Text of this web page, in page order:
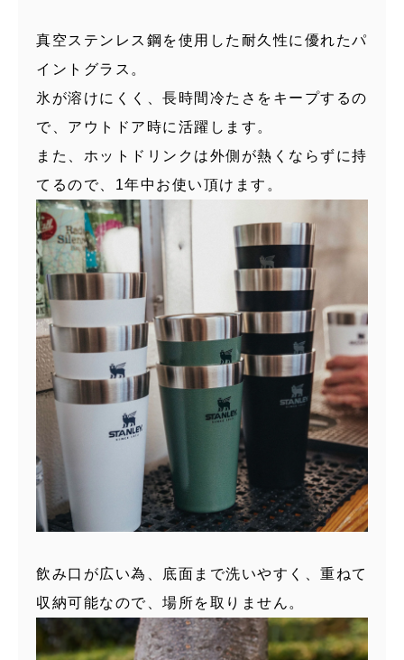
真空ステンレス鋼を使用した耐久性に優れたパ
イントグラス。
氷が溶けにくく、長時間冷たさをキープするの
で、アウトドア時に活躍します。
また、ホットドリンクは外側が熱くならずに持
てるので、1年中お使い頂けます。
飲み口が広い為、底面まで洗いやすく、重ねて
収納可能なので、場所を取りません。